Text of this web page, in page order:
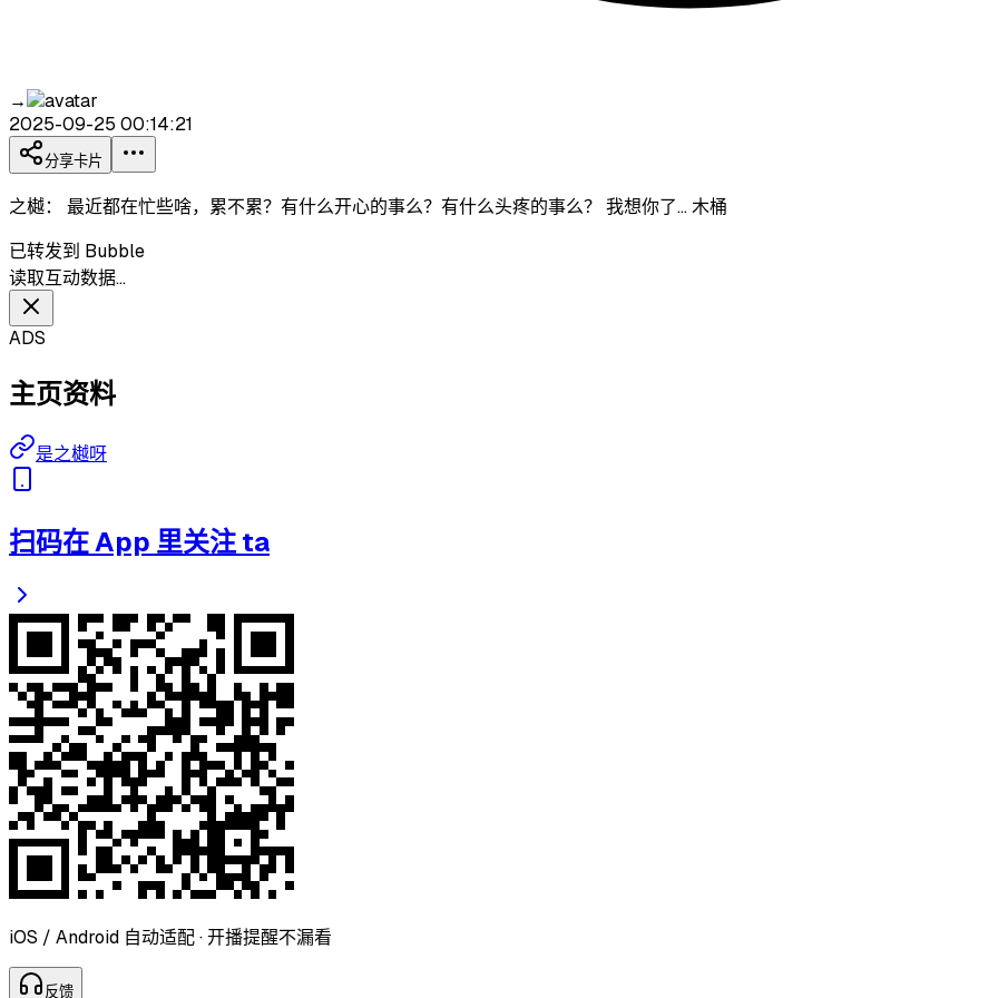
→
2025-09-25 00:14:21
分享卡片
之樾： 最近都在忙些啥，累不累？有什么开心的事么？有什么头疼的事么？ 我想你了… 木桶
已转发到 Bubble
读取互动数据…
ADS
主页资料
是之樾呀
扫码在 App 里关注 ta
iOS / Android 自动适配 · 开播提醒不漏看
反馈